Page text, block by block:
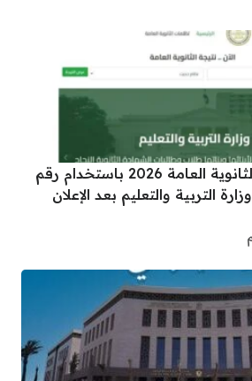
استعلام عن نتيجة الثانوية العامة 2026 باستخدام رقم
التربية والتعليم بعد الإعلان